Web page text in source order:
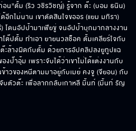
ฤษภา-ธันวา รักแท้แค่เกิดก่อน EP.12[7/8]
ฤษภา-ธันวา รักแท้แค่เกิดก่อน EP.12[8/8]
น”ตั้ม (ริว วชิรวิชญ์) รู้จาก ต๊ะ (บอม ธนิน)
อีกไม่นาน เขาตัดสินใจขออร (แยม มทิรา)
โดนอัปป้ามาเฟียขู่ จนอัปป้าบุกมากลางงาน
โด๊ปตั้ม ทำเอา ยายนวลช็อค ตั้มเคลียร์ใจกับ
ะล้างผิดกับตั้ม ด้วยการอัปคลิปลงยูทูปแฉ
ป๊าอุ้ม เพราะจับได้ว่าเขาไม่ได้แต่งงานกับ
าวของหนีตามมาอยู่กับเมย์ คงจู (จียอน) กับ
บตัวต๊ะ เพื่อลากกลับเกาหลี มิ้นท์ (มิ้นท์ รัญ